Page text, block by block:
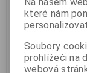
Bombička
závit
které nám
Soubory
prohlížeči na
webová